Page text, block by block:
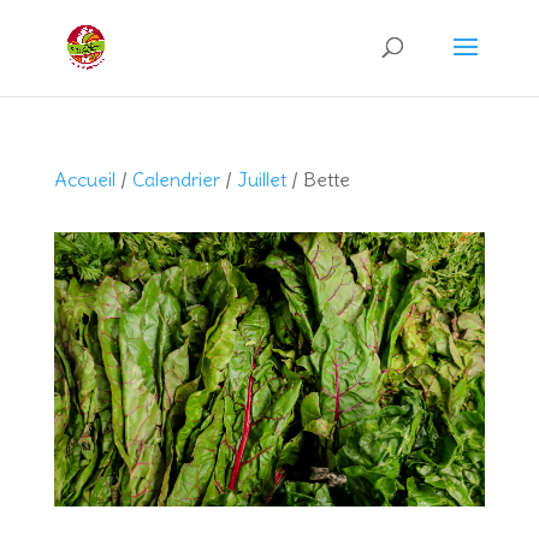
Recherche
produits
Accueil / Calendrier/ Juillet/ Bette